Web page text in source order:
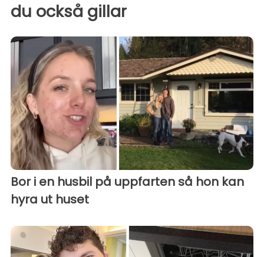
du också gillar
Bor i en husbil på uppfarten så hon kan
hyra ut huset